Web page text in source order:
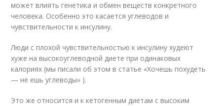
может влиять генетика и обмен веществ конкретного
человека. Особенно это касается углеводов и
чувствительности к инсулину.
Люди с плохой чувствительностью к инсулину худеют
хуже на высокоуглеводной диете при одинаковых
калориях (мы писали об этом в статье «Хочешь похудеть
— не ешь углеводы» ).
Это же относится и к кетогенным диетам с высоким